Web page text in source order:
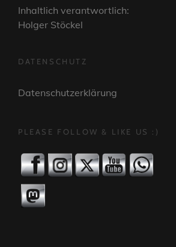
Inhaltlich verantwortlich:
Holger Stöckel
DATENSCHUTZ
Datenschutzerklärung
PLEASE FOLLOW & LIKE US :)